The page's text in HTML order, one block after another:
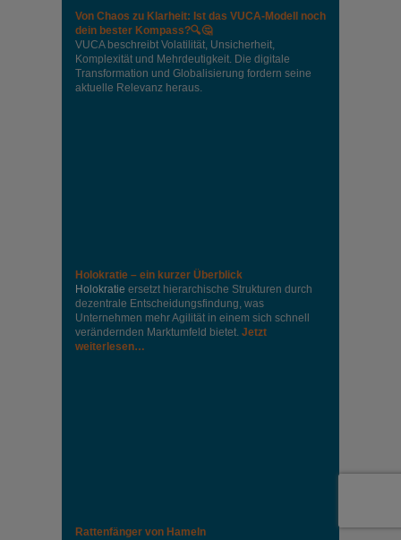
Von Chaos zu Klarheit: Ist das VUCA-Modell noch
dein bester Kompass?🔍🤔
VUCA beschreibt Volatilität, Unsicherheit,
Komplexität und Mehrdeutigkeit. Die digitale
Transformation und Globalisierung fordern seine
aktuelle Relevanz heraus.
Holokratie – ein kurzer Überblick
Holokratie ersetzt hierarchische Strukturen durch
dezentrale Entscheidungsfindung, was
Unternehmen mehr Agilität in einem sich schnell
verändernden Marktumfeld bietet. Jetzt
weiterlesen…
Rattenfänger von Hameln